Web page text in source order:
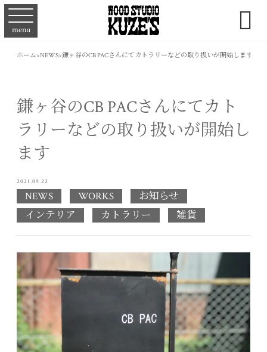
menu 
ホーム>NEWS>鎌ヶ谷のCB PACさんにてカトラリーなどの取り扱いが開始します
鎌ヶ谷のCB PACさんにてカト
ラリーなどの取り扱いが開始し
ます
2021.09.22
NEWS WORKS
お知らせ
インテリア
カトラリー 雑貨